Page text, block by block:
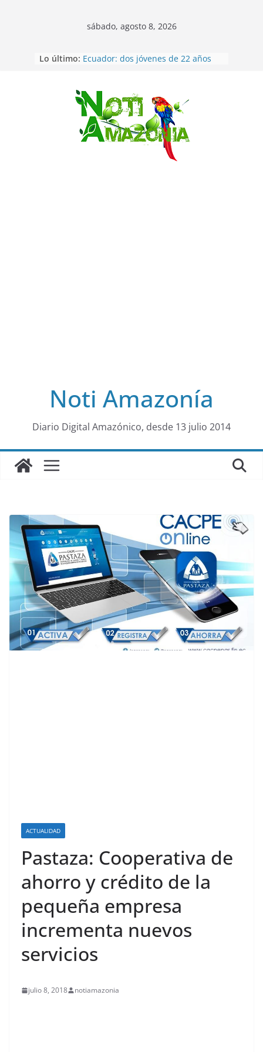
Saltar
al
sábado, agosto 8, 2026
Lo último: Ecuador: dos jóvenes de 22 años
Sentencian a 34 años de prisión a
implicados en caso de Alison,
oriunda de Tena
Vozinha, el arquero sensación de
cabo Verde, ya llegó para
incorporarse a Colo Colo de Chile
Pastaza: la parroquia Diez de
Noti Amazonía
Diario Digital Amazónico, desde 13 julio 2014
ACTUALIDAD
Pastaza: Cooperativa de
ahorro y crédito de la
pequeña empresa
incrementa nuevos
servicios
julio 8, 2018 notiamazonia